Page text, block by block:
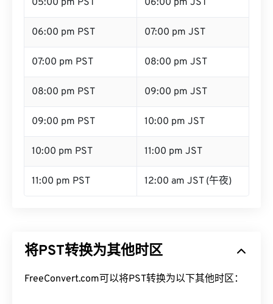
05:00 pm PST 06:00 pm JST
06:00 pm PST 07:00 pm JST
07:00 pm PST 08:00 pm JST
08:00 pm PST 09:00 pm JST
09:00 pm PST 10:00 pm JST
10:00 pm PST 11:00 pm JST
11:00 pm PST 12:00 am JST (午夜)
将PST转换为其他时区
FreeConvert.com可以将PST转换为以下其他时区：